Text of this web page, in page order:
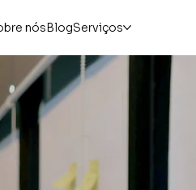
nósBlogServiços